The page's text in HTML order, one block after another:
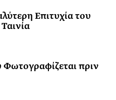
Επιτυχία του
πριν